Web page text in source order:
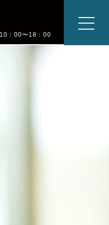
：00〜18：00